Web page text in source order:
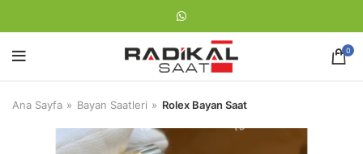
0
Ana Sayfa Bayan Saatleri Rolex Bayan Saat